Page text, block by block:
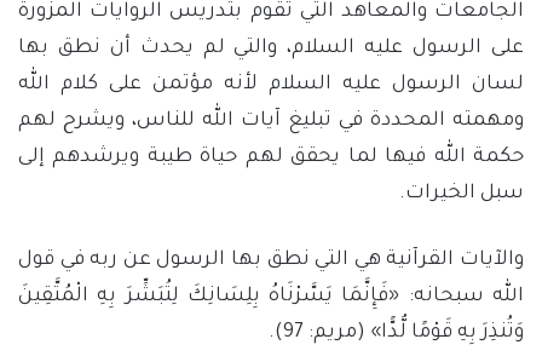
الجامعات والمعاهد التي تقوم بتدريس الروايات المزورة
على الرسول عليه السلام، والتي لم يحدث أن نطق بها
لسان الرسول عليه السلام لأنه مؤتمن على كلام الله
ومهمته المحددة في تبليغ آيات الله للناس، ويشرح لهم
حكمة الله فيها لما يحقق لهم حياة طيبة ويرشدهم إلى
سبل الخيرات.
والآيات القرآنية هي التي نطق بها الرسول عن ربه في قول
الله سبحانه: «فَإِنَّمَا يَسَّرْنَاهُ بِلِسَانِكَ لِتُبَشِّرَ بِهِ الْمُتَّقِينَ
وَتُنذِرَ بِهِ قَوْمًا لُّدًّا» (مريم: 97).